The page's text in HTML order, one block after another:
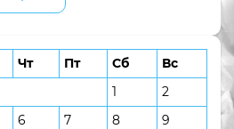
Чт Пт Сб
Вс
1
2
6 7 8
9